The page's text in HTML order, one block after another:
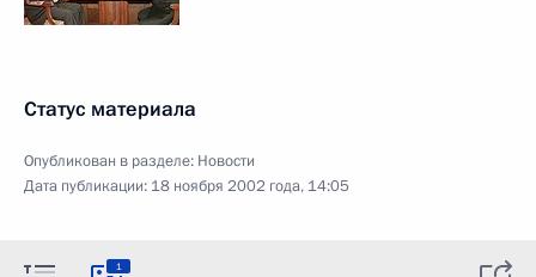
Статус материала
Опубликован в разделе: Новости
Дата публикации: 18 ноября 2002 года, 14:05
1